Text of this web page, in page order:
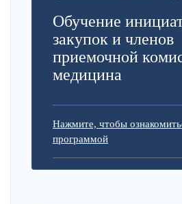
Обучение
закупок и членов
приемочной
медицина
Нажмите, чтобы
программой